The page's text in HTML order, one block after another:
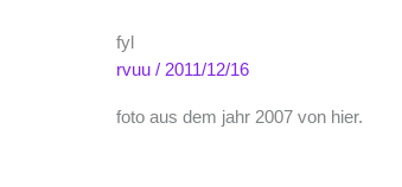
fyl
rvuu/ 2011/12/16
foto aus dem jahr 2007 von hier.